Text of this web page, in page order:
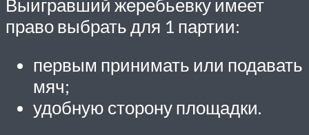
Выигравший жеребьевку имеет
право выбрать для 1 партии:
первым принимать или подавать
мяч;
удобную сторону площадки.